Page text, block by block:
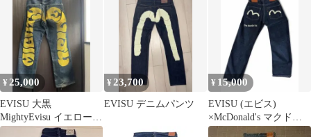
¥ 25,000
EVISU 大黒
MightyEvisu イエロー
30インチ
¥ 23,700
EVISU デニムパンツ
¥ 15,000
EVISU (エビス)
×McDonald's マクドナ
ルド